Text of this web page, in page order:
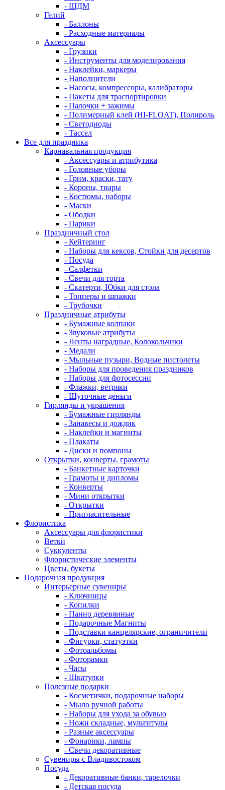
- ШДМ
Гелий
- Баллоны
- Расходные материалы
Аксессуары
- Грузики
- Инструменты для моделирования
- Наклейки, маркеры
- Наполнители
- Насосы, компрессоры, калибраторы
- Пакеты для траспортировки
- Палочки + зажимы
- Полимерный клей (HI-FLOAT), Полироль
- Светодиоды
- Тассел
Все для праздника
Карнавальная продукция
- Аксессуары и атрибутика
- Головные уборы
- Грим, краски, тату
- Короны, тиары
- Костюмы, наборы
- Маски
- Ободки
- Парики
Праздничный стол
- Кейтеринг
- Наборы для кексов, Стойки для десертов
- Посуда
- Салфетки
- Свечи для торта
- Скатерти, Юбки для стола
- Топперы и шпажки
- Трубочки
Праздничные атрибуты
- Бумажные колпаки
- Звуковые атрибуты
- Ленты наградные, Колокольчики
- Медали
- Мыльные пузыри, Водные пистолеты
- Наборы для проведения праздников
- Наборы для фотосессии
- Флажки, ветряки
- Шуточные деньги
Гирлянды и украшения
- Бумажные гирлянды
- Занавесы и дождик
- Наклейки и магниты
- Плакаты
- Диски и помпоны
Открытки, конверты, грамоты
- Банкетные карточки
- Грамоты и дипломы
- Конверты
- Мини открытки
- Открытки
- Пригласительные
Флористика
Аксессуары для флористики
Ветки
Суккуленты
Флористические элементы
Цветы, букеты
Подарочная продукция
Интерьерные сувениры
- Ключницы
- Копилки
- Панно деревянные
- Подарочные Магниты
- Подставки канцелярские, ограничители
- Фигурки, статуэтки
- Фотоальбомы
- Фоторамки
- Часы
- Шкатулки
Полезные подарки
- Косметички, подарочные наборы
- Мыло ручной работы
- Наборы для ухода за обувью
- Ножи складные, мультитулы
- Разные аксессуары
- Фонарики, лампы
- Свечи декоративные
Сувениры с Владивостоком
Посуда
- Декоративные банки, тарелочки
- Детская посуда